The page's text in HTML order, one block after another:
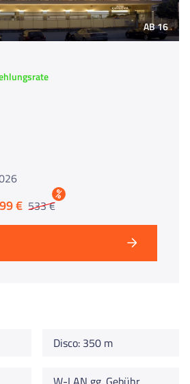
AB 16
€ 533 €
%
Disco: 350 m